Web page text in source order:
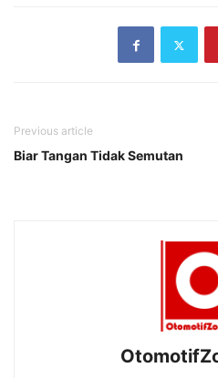
Previous article
Biar Tangan Tidak Semutan